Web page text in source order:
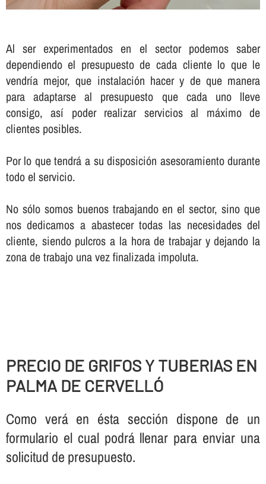
Al ser experimentados en el sector podemos saber
dependiendo el presupuesto de cada cliente lo que le
vendrí­a mejor, que instalación hacer y de que manera
para adaptarse al presupuesto que cada uno lleve
consigo, así­ poder realizar servicios al máximo de
clientes posibles.
Por lo que tendrá a su disposición asesoramiento durante
todo el servicio.
No sólo somos buenos trabajando en el sector, sino que
nos dedicamos a abastecer todas las necesidades del
cliente, siendo pulcros a la hora de trabajar y dejando la
zona de trabajo una vez finalizada impoluta.
PRECIO DE GRIFOS Y TUBERIAS EN
PALMA DE CERVELLÓ
Como verá en ésta sección dispone de un
formulario el cual podrá llenar para enviar una
solicitud de presupuesto.